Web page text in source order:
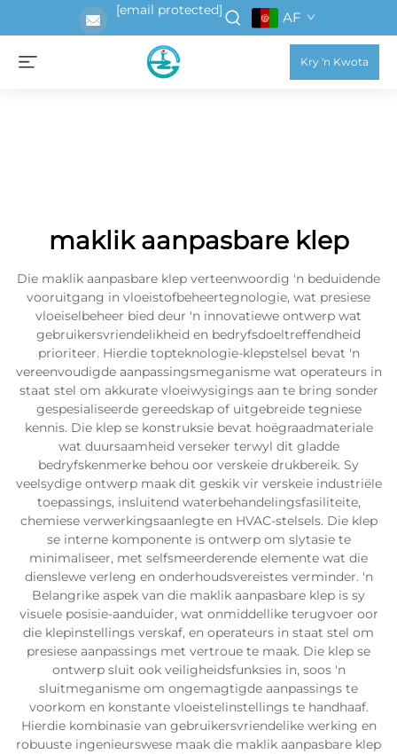
[email protected] AF
Kry 'n Kwota
maklik aanpasbare klep
Die maklik aanpasbare klep verteenwoordig 'n beduidende
vooruitgang in vloeistofbeheertegnologie, wat presiese
vloeiselbeheer bied deur 'n innovatiewe ontwerp wat
gebruikersvriendelikheid en bedryfsdoeltreffendheid
prioriteer. Hierdie topteknologie-klepstelsel bevat 'n
vereenvoudigde aanpassingsmeganisme wat operateurs in
staat stel om akkurate vloeiwysigings aan te bring sonder
gespesialiseerde gereedskap of uitgebreide tegniese
kennis. Die klep se konstruksie bevat hoëgraadmateriale
wat duursaamheid verseker terwyl dit gladde
bedryfskenmerke behou oor verskeie drukbereik. Sy
veelsydige ontwerp maak dit geskik vir verskeie industriële
toepassings, insluitend waterbehandelingsfasiliteite,
chemiese verwerkingsaanlegte en HVAC-stelsels. Die klep
se interne komponente is ontwerp om slytasie te
minimaliseer, met selfsmeerderende elemente wat die
dienslewe verleng en onderhoudsvereistes verminder. 'n
Belangrike aspek van die maklik aanpasbare klep is sy
visuele posisie-aanduider, wat onmiddellike terugvoer oor
die klepinstellings verskaf, en operateurs in staat stel om
presiese aanpassings met vertroue te maak. Die klep se
ontwerp sluit ook veiligheidsfunksies in, soos 'n
sluitmeganisme om ongemagtigde aanpassings te
voorkom en konstante vloeistelinstellings te handhaaf.
Hierdie kombinasie van gebruikersvriendelike werking en
robuuste ingenieurswese maak die maklik aanpasbare klep